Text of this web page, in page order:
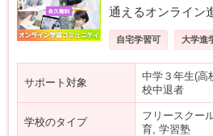
通えるオンライン
自宅学習可 大学進
サポート対象
中学３年生(高
校中退者
学校のタイプ
フリースクー
育, 学習塾